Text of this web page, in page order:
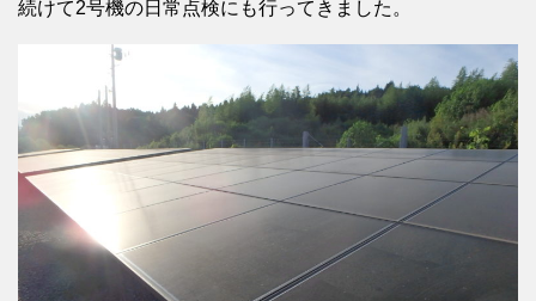
続けて2号機の日常点検にも行ってきました。